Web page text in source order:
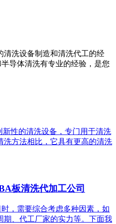
清洗设备制造和清洗代工的经
导体清洗有专业的经验，是您
新性的清洗设备，专门用于清洗
洗方法相比，它具有更高的清洗
板清洗代加工公司
，需要综合考虑多种因素，如
期、代工厂家的实力等。下面我